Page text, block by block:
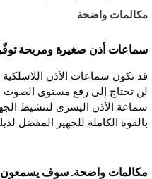
مكالمات واضحة
سماعات أذن صغيرة ومريحة توفّر
قد تكون سماعات الأذن
لن تحتاج إلى رفع مستوى
سماعة الأذن اليسرى لتنشيط
بالقوة الكاملة للجهير المفضل
مكالمات واضحة. سوف يسمعون